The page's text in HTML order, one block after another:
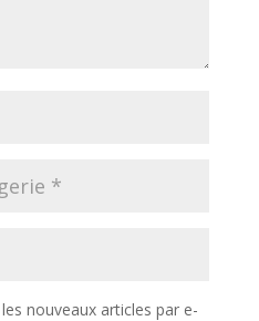
nouveaux articles par e-